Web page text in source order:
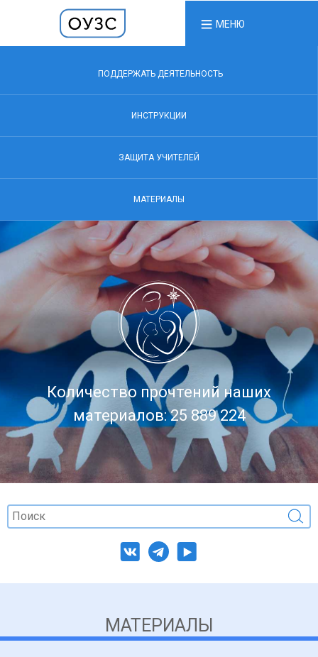
МЕНЮ
ПОДДЕРЖАТЬ ДЕЯТЕЛЬНОСТЬ
ИНСТРУКЦИИ
ЗАЩИТА УЧИТЕЛЕЙ
МАТЕРИАЛЫ
Количество прочтений наших
материалов: 25 889 224
МАТЕРИАЛЫ